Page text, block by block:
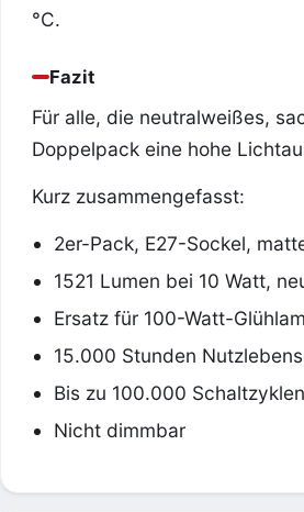
°C.
Fazit
Für alle, die neutralweißes,
Doppelpack eine hohe
Kurz zusammengefasst:
2er-Pack, E27-Sockel,
1521 Lumen bei 10 Watt,
Ersatz für 100-Watt-
15.000 Stunden
Bis zu 100.000
Nicht dimmbar